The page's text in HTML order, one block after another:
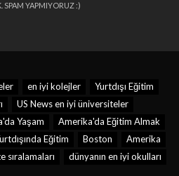
SPAM YAPMIYORUZ :)
en iyi kolejler
Yurtdışı Eğitim
US News en iyi üniversiteler
Yaşam
Amerika'da Eğitim Almak
Eğitim Boston
Amerika
sıralamaları dünyanın en iyi okulları